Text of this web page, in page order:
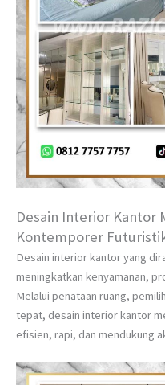
Desain Interior Kantor
Kontemporer
Desain interior kantor yang
meningkatkan kenyamanan,
Melalui penataan ruang,
tepat, desain interior kantor
efisien, rapi, dan mendukung